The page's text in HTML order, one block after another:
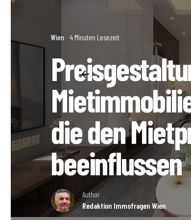
Wien 4 Minuten Lesezeit
die den
beeinflussen
Author
Redaktion Immofragen Wien